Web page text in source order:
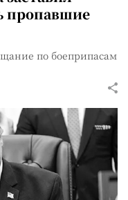
пропавшие
по боеприпасам